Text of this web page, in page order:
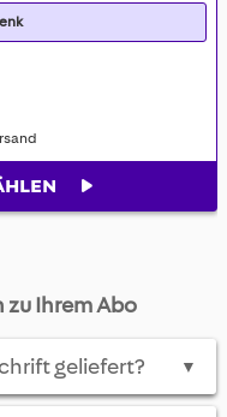
zu Ihrem Abo
geliefert? ▼